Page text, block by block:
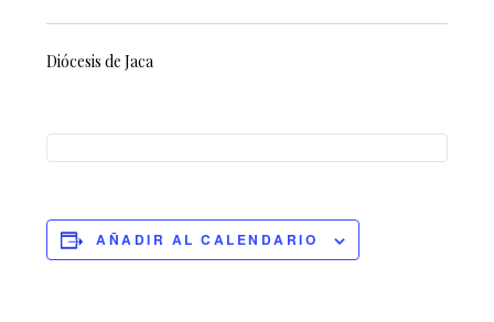
Diócesis de Jaca
AÑADIR AL CALENDARIO